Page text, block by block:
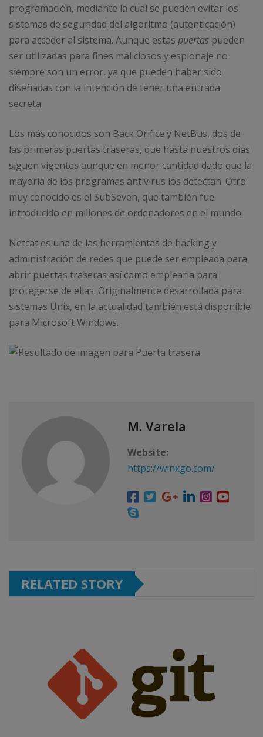
programación, mediante la cual se pueden evitar los
sistemas de seguridad del algoritmo (autenticación)
para acceder al sistema. Aunque estas puertas pueden
ser utilizadas para fines maliciosos y espionaje no
siempre son un error, ya que pueden haber sido
diseñadas con la intención de tener una entrada
secreta.
Los más conocidos son Back Orifice y NetBus, dos de
las primeras puertas traseras, que hasta nuestros días
siguen vigentes aunque en menor cantidad dado que la
mayoría de los programas antivirus los detectan. Otro
muy conocido es el SubSeven, que también fue
introducido en millones de ordenadores en el mundo.
Netcat es una de las herramientas de hacking y
administración de redes que puede ser empleada para
abrir puertas traseras así como emplearla para
protegerse de ellas. Originalmente desarrollada para
sistemas Unix, en la actualidad también está disponible
para Microsoft Windows.
M. Varela
Website:
https://winxgo.com/
RELATED STORY